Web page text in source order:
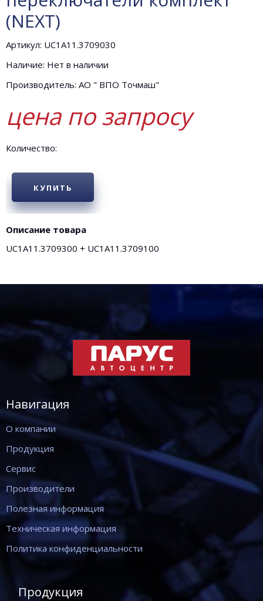
(NEXT)
Артикул: UC1A11.3709030
Наличие: Нет в наличии
Производитель: АО " ВПО Точмаш"
цена по запросу
Количество:
КУПИТЬ
Описание товара
UC1A11.3709300 + UC1A11.3709100
Навигация
О компании
Продукция
Сервис
Производители
Полезная информация
Техническая информация
Политика конфиденциальности
Продукция